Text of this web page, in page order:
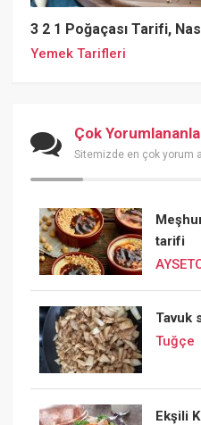
3 2 1 Poğaçası Tarifi,
Yemek Tarifleri
Çok
Sitemizde en çok yorum
tarifi
Tavuk
Tuğçe
Ekşili